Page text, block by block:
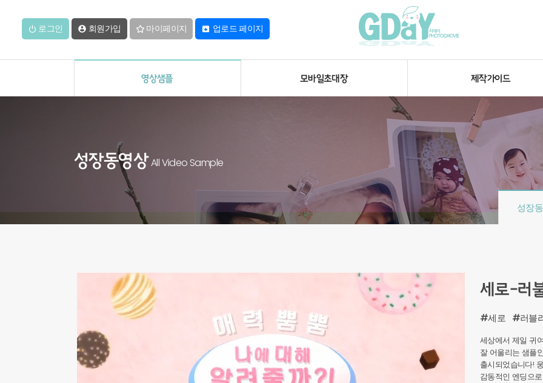
로그인  회원가입 마이페이지  업로드 페이지
영상샘플 모바일초대장 제작가이드
성장동영상 All Video Sample
성장
세로-러
#세로 #러블
세상에서 제일 귀
잘 어울리는 샘플
출시되었습니다!
감동적인 엔딩으